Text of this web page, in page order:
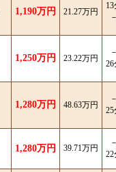
1,190万円 21.27万円
13
1,250万円 23.22万円
26
1,280万円 48.63万円
25
1,280万円 39.71万円
22